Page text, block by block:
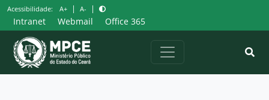
Pular
para
o
conteúdo
Acessibilidade: A+ | A- |
Intranet Webmail Office 365